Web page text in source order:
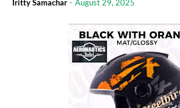
Iritty Samachar - August 29, 2025